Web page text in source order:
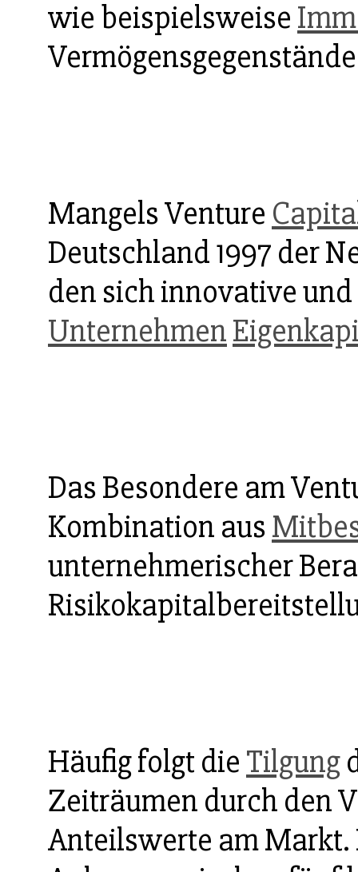
wie beispielsweise
Mangels Venture
Deutschland 1997 der
den sich innovative
Unternehmen
Das Besondere am
Kombination aus
unternehmerischer
Häufig folgt die Tilgung
Zeiträumen durch den
Anteilswerte am Markt.